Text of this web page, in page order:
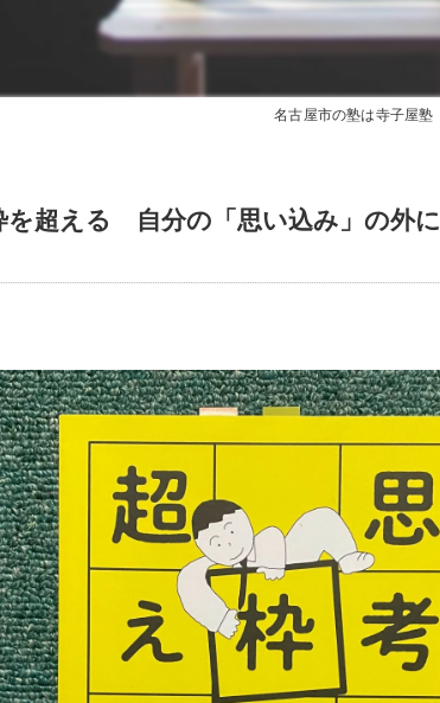
名古屋市の塾は寺子屋塾
を超える 自分の「思い込み」の外